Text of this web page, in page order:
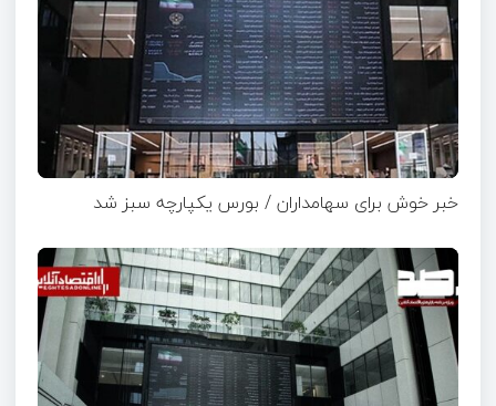
خبر خوش برای سهامداران / بورس یکپارچه سبز شد